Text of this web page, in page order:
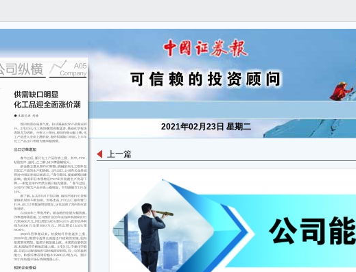
2021年02月23日 星期二
上一篇